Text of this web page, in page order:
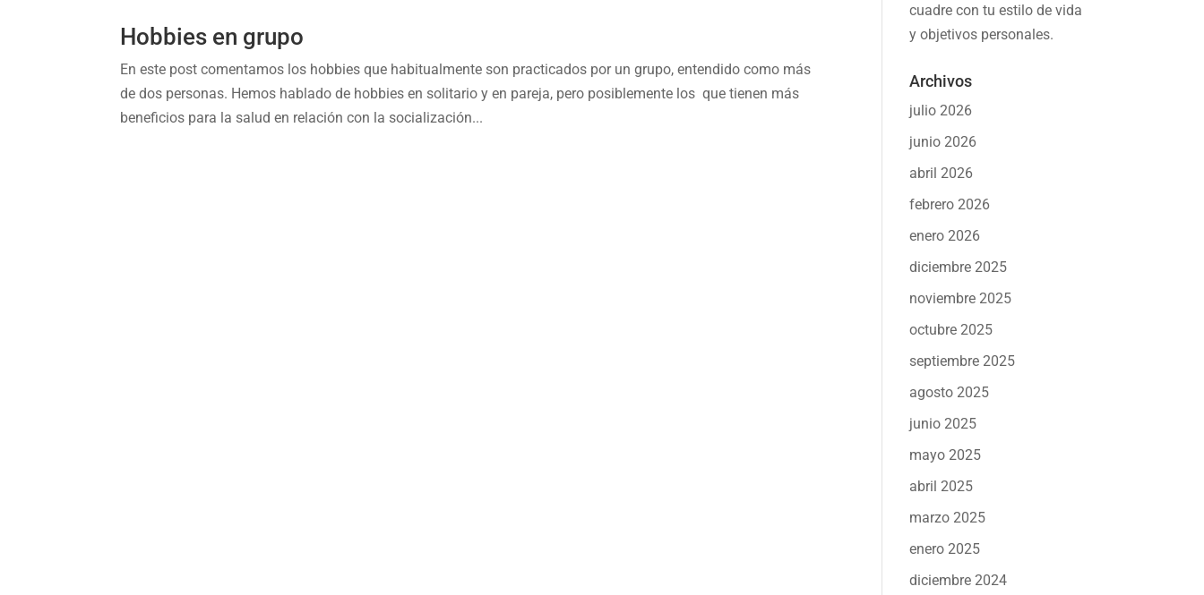
Hobbies en grupo
En este post comentamos los hobbies que habitualmente son practicados por un grupo, entendido como más
de dos personas. Hemos hablado de hobbies en solitario y en pareja, pero posiblemente los que tienen más
beneficios para la salud en relación con la socialización...
cuadre con tu estilo de vida
y objetivos personales.
Archivos
julio 2026
junio 2026
abril 2026
febrero 2026
enero 2026
diciembre 2025
noviembre 2025
octubre 2025
septiembre 2025
agosto 2025
junio 2025
mayo 2025
abril 2025
marzo 2025
enero 2025
diciembre 2024